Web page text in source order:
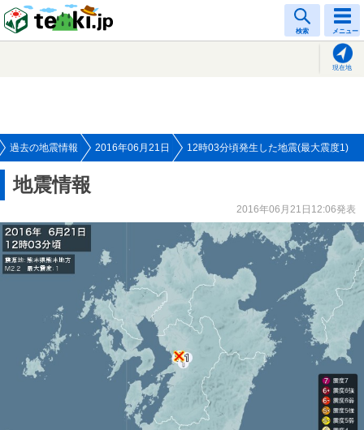
検索 メニュー
現在地
過去の地震情報 2016年06月21日 12時03分頃発生した地震(最大震度1)
地震情報
2016年06月21日12:06発表